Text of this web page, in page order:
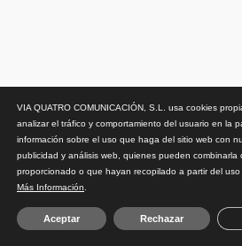
VIA QUATRO COMUNICACIÓN, S.L. usa cookies
analizar el tráfico y comportamiento del usuario en la
información sobre el uso que haga del sitio web con
publicidad y análisis web, quienes pueden combinarla
proporcionado o que hayan recopilado a partir del
Más Información
Aceptar Rechazar